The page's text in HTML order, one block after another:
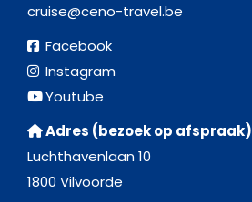
cruise@ceno-travel.be
Facebook
Instagram
Youtube
Adres (bezoek op afspraak)
Luchthavenlaan 10
1800 Vilvoorde